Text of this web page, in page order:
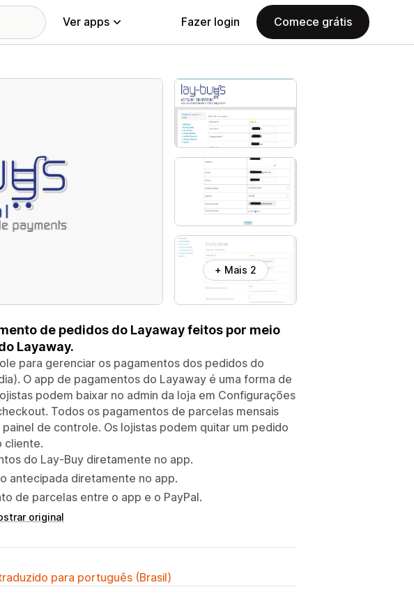
Ver apps Fazer login Comece grátis
+ Mais 2
de pedidos do Layaway feitos por meio
Layaway.
para gerenciar os pagamentos dos pedidos do
O app de pagamentos do Layaway é uma forma de
podem baixar no admin da loja em Configurações
Todos os pagamentos de parcelas mensais
de controle. Os lojistas podem quitar um pedido
cliente.
do Lay-Buy diretamente no app.
antecipada diretamente no app.
de parcelas entre o app e o PayPal.
original
para português (Brasil)